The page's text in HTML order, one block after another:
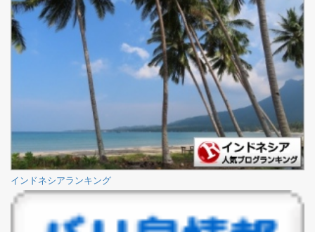
インドネシアランキング